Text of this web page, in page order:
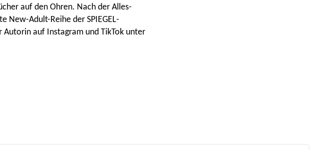
auf den Ohren. Nach der Alles-
New-Adult-Reihe der SPIEGEL-
auf Instagram und TikTok unter